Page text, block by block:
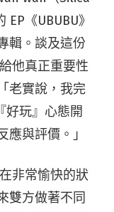
《UBUBU》
輯。談及這份
他真正重要性
老實說，我完
好玩』心態開
與評價。」
非常愉快的狀
雙方做著不同